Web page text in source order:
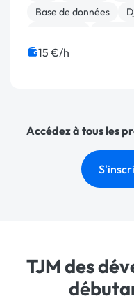
Base de données
15 €/h
Accédez à tous les
TJM des